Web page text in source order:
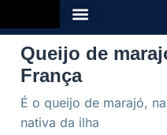
Queijo de
França
É o queijo de marajó,
nativa da ilha